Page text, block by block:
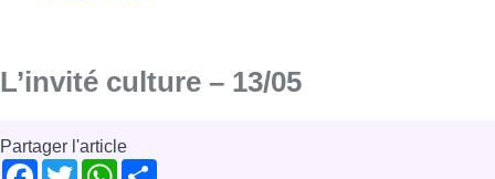
L’invité culture – 13/05
Partager l'article
Facebook
TwitterWhatsApp